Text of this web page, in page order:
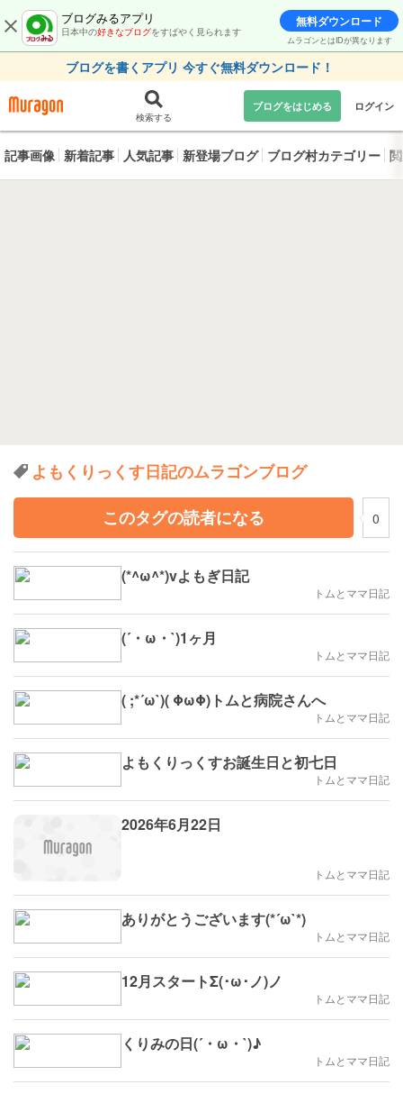
ブログみるアプリ
日本中の好きなブログをすばやく見られます
無料ダウンロード
ムラゴンとはIDが異なります
ブログを書くアプリ 今すぐ無料ダウンロード！
検索する
ブログをはじめる ログイン
記事画像 新着記事 人気記事 新登場ブログ ブログ村カテゴリー
よもくりっくす日記のムラゴンブログ
このタグの読者になる
0
(*^ω^*)vよもぎ日記
トムとママ日記
(´・ω・`)1ヶ月
トムとママ日記
( ;*´ω`)( ΦωΦ)トムと病院さんへ
トムとママ日記
よもくりっくすお誕生日と初七日
トムとママ日記
2026年6月22日
トムとママ日記
ありがとうございます(*´ω`*)
トムとママ日記
12月スタートΣ(･ω･ノ)ノ
トムとママ日記
くりみの日(´・ω・`)♪
トムとママ日記